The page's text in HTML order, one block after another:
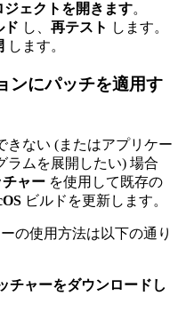
ジェクトを開きます。
ド し、 再テスト します。
します。
ンにパッチを適用す
きない (またはアプリケー
ラムを展開したい) 場合
ャー を使用して既存の
ビルドを更新します。
の使用方法は以下の通り
チャーをダウンロードし